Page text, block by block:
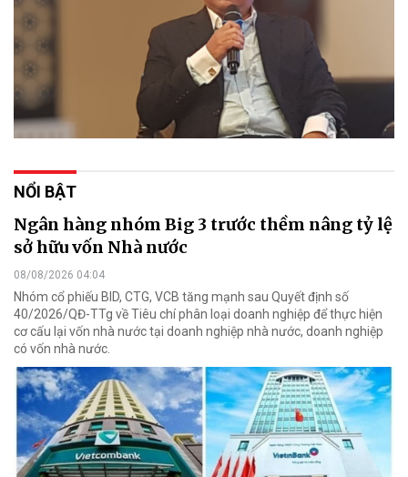
NỔI BẬT
Ngân hàng nhóm Big 3 trước thềm nâng tỷ lệ
sở hữu vốn Nhà nước
08/08/2026 04:04
Nhóm cổ phiếu BID, CTG, VCB tăng mạnh sau Quyết định số
40/2026/QĐ-TTg về Tiêu chí phân loại doanh nghiệp để thực hiện
cơ cấu lại vốn nhà nước tại doanh nghiệp nhà nước, doanh nghiệp
có vốn nhà nước.